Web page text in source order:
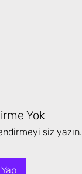
Yok
siz yazın.